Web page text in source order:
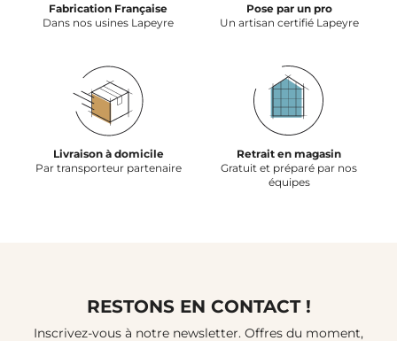
Fabrication Française
Dans nos usines Lapeyre
Pose par un pro
Un artisan certifié Lapeyre
Livraison à domicile
Par transporteur partenaire
Retrait en magasin
Gratuit et préparé par nos
équipes
RESTONS EN CONTACT !
Inscrivez-vous à notre newsletter. Offres du moment,